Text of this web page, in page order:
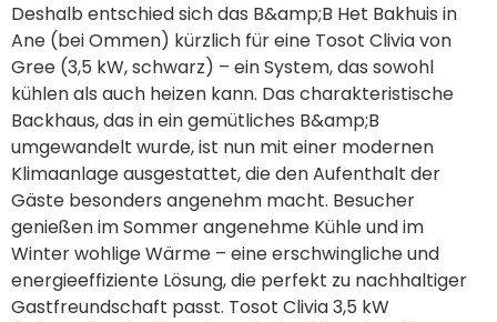
Deshalb entschied sich das B&amp;B Het Bakhuis in
Ane (bei Ommen) kürzlich für eine Tosot Clivia von
Gree (3,5 kW, schwarz) – ein System, das sowohl
kühlen als auch heizen kann. Das charakteristische
Backhaus, das in ein gemütliches B&amp;B
umgewandelt wurde, ist nun mit einer modernen
Klimaanlage ausgestattet, die den Aufenthalt der
Gäste besonders angenehm macht. Besucher
genießen im Sommer angenehme Kühle und im
Winter wohlige Wärme – eine erschwingliche und
energieeffiziente Lösung, die perfekt zu nachhaltiger
Gastfreundschaft passt. Tosot Clivia 3,5 kW